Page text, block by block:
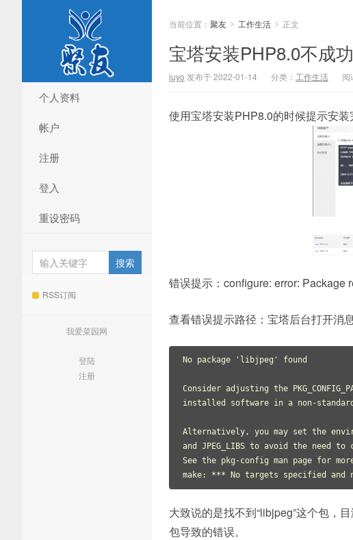
个人资料
帐户
注册
登入
重设密码
RSS订阅
我爱菜园网
登陆
注册
当前位置： 聚友 > 工作生活 > 正文
宝塔安装PHP8.0不成
juyo 发布于 2022-01-14 分类： 工作生活 阅
使用宝塔安装PHP8.0的时候提示安
错误提示：configure: error: Package
查看错误提示路径：宝塔后台打开消
No package 'libjpeg' found
Consider adjusting the
installed software in a non-
Alternatively, you may set the
and JPEG_LIBS to avoid the need
See the pkg-config man page for
make: *** No targets specified and
大致说的是找不到“libjpeg”这个包，
包导致的错误。